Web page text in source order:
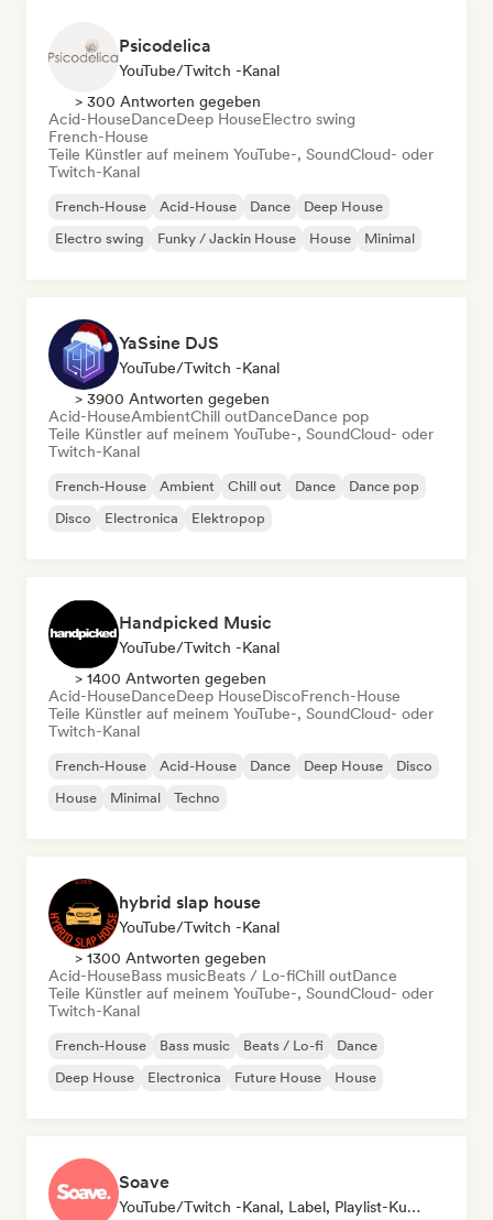
Psicodelica
YouTube/Twitch -Kanal
> 300 Antworten gegeben
Acid-HouseDanceDeep HouseElectro swing
French-House
Teile Künstler auf meinem YouTube-, SoundCloud- oder
Twitch-Kanal
French-House Acid-House Dance
Deep House
Electro swing
Funky / Jackin House House Minimal
YaSsine DJS
YouTube/Twitch -Kanal
> 3900 Antworten gegeben
Acid-HouseAmbientChill outDanceDance pop
Teile Künstler auf meinem YouTube-, SoundCloud- oder
Twitch-Kanal
French-House Ambient Chill out Dance
Dance pop
Disco
Electronica Elektropop
Handpicked Music
YouTube/Twitch -Kanal
> 1400 Antworten gegeben
Acid-HouseDanceDeep HouseDiscoFrench-House
Teile Künstler auf meinem YouTube-, SoundCloud- oder
Twitch-Kanal
French-House Acid-House Dance Deep House
Disco
House
Minimal Techno
hybrid slap house
YouTube/Twitch -Kanal
> 1300 Antworten gegeben
Acid-HouseBass musicBeats / Lo-fiChill outDance
Teile Künstler auf meinem YouTube-, SoundCloud- oder
Twitch-Kanal
French-House Bass music Beats / Lo-fi
Dance
Deep House
Electronica Future House House
Soave
YouTube/Twitch -Kanal, Label, Playlist-Kurator